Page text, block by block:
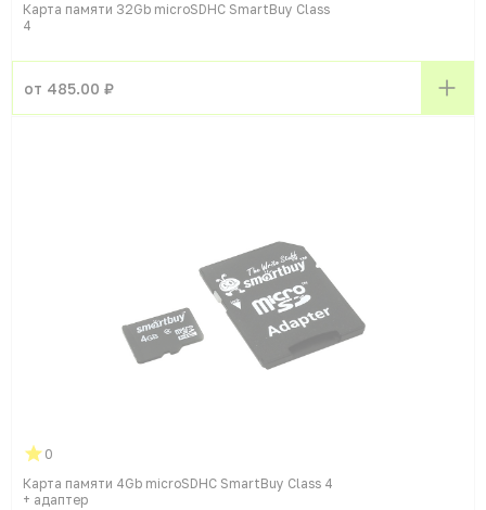
Карта памяти 32Gb microSDHC SmartBuy Class
4
от 485.00 ₽
0
Карта памяти 4Gb microSDHC SmartBuy Class 4
+ адаптер